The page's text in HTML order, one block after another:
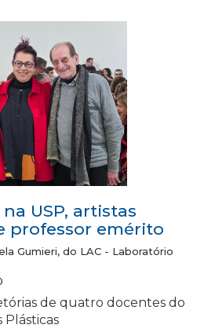
USP, artistas
professor emérito
Gumieri, do LAC - Laboratório
de quatro docentes do